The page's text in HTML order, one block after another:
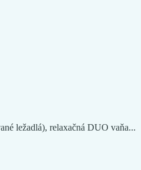
ležadlá), relaxačná DUO vaňa...